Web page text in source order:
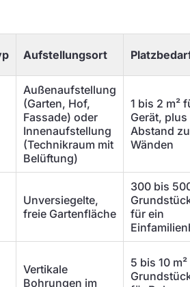
Aufstellungsort
Außenaufstellung
(Garten, Hof,
Fassade) oder
Innenaufstellung
(Technikraum mit
Belüftung)
1 bis 2 m²
Gerät,
Abstand zu
Wänden
Unversiegelte,
freie Gartenfläche
300 bis
für ein
Vertikale
Bohrungen im
5 bis 10 m²